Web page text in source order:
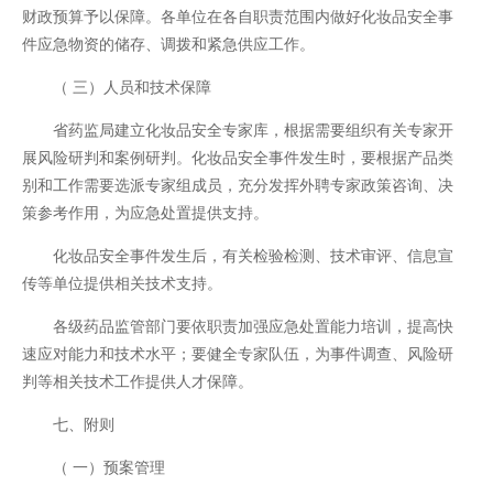
财政预算予以保障。各单位在各自职责范围内做好化妆品安全事
件应急物资的储存、调拨和紧急供应工作。
（ 三）人员和技术保障
省药监局建立化妆品安全专家库，根据需要组织有关专家开
展风险研判和案例研判。化妆品安全事件发生时，要根据产品类
别和工作需要选派专家组成员，充分发挥外聘专家政策咨询、决
策参考作用，为应急处置提供支持。
化妆品安全事件发生后，有关检验检测、技术审评、信息宣
传等单位提供相关技术支持。
各级药品监管部门要依职责加强应急处置能力培训，提高快
速应对能力和技术水平；要健全专家队伍，为事件调查、风险研
判等相关技术工作提供人才保障。
七、附则
（ 一）预案管理